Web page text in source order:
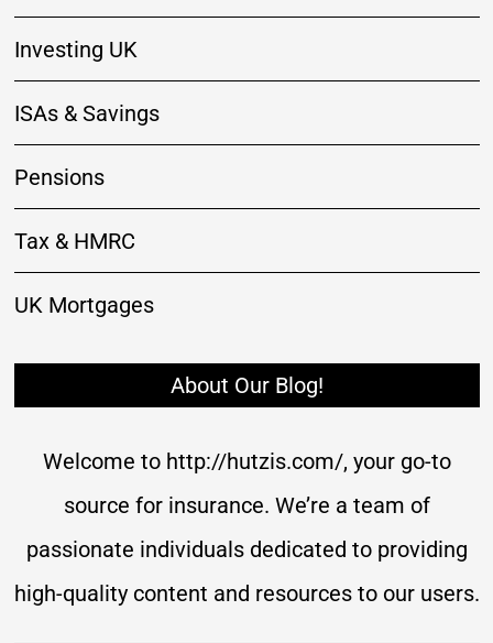
Investing UK
ISAs & Savings
Pensions
Tax & HMRC
UK Mortgages
About Our Blog!
Welcome to http://hutzis.com/, your go-to
source for insurance. We’re a team of
passionate individuals dedicated to providing
high-quality content and resources to our users.